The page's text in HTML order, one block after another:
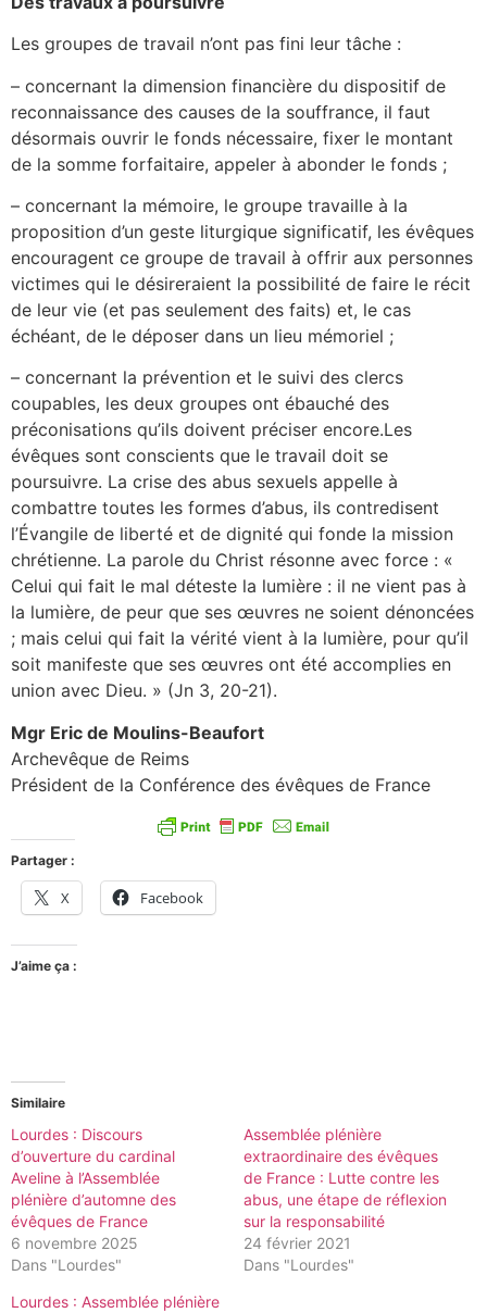
Les groupes de travail n’ont pas fini leur tâche :
– concernant la dimension financière du dispositif de
reconnaissance des causes de la souffrance, il faut
désormais ouvrir le fonds nécessaire, fixer le montant
de la somme forfaitaire, appeler à abonder le fonds ;
– concernant la mémoire, le groupe travaille à la
proposition d’un geste liturgique significatif, les évêques
encouragent ce groupe de travail à offrir aux personnes
victimes qui le désireraient la possibilité de faire le récit
de leur vie (et pas seulement des faits) et, le cas
échéant, de le déposer dans un lieu mémoriel ;
– concernant la prévention et le suivi des clercs
coupables, les deux groupes ont ébauché des
préconisations qu’ils doivent préciser encore.Les
évêques sont conscients que le travail doit se
poursuivre. La crise des abus sexuels appelle à
combattre toutes les formes d’abus, ils contredisent
l’Évangile de liberté et de dignité qui fonde la mission
chrétienne. La parole du Christ résonne avec force : «
Celui qui fait le mal déteste la lumière : il ne vient pas à
la lumière, de peur que ses œuvres ne soient dénoncées
; mais celui qui fait la vérité vient à la lumière, pour qu’il
soit manifeste que ses œuvres ont été accomplies en
union avec Dieu. » (Jn 3, 20-21).
Mgr Eric de Moulins-Beaufort
Archevêque de Reims
Président de la Conférence des évêques de France
Partager :
X Facebook
J’aime ça :
Similaire
Lourdes : Discours
d’ouverture du cardinal
Aveline à l’Assemblée
plénière d’automne des
évêques de France
6 novembre 2025
Dans "Lourdes"
Assemblée plénière
extraordinaire des évêques
de France : Lutte contre les
abus, une étape de réflexion
sur la responsabilité
24 février 2021
Dans "Lourdes"
Lourdes : Assemblée plénière